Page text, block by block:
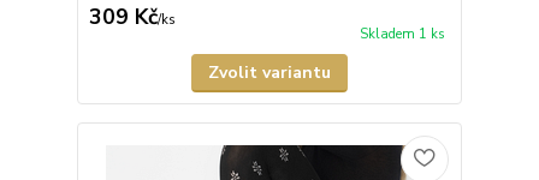
309 Kč/ks
Skladem 1 ks
Zvolit variantu